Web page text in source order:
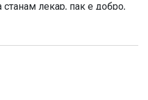
лекар, пак е добро,
и почнав да чувствувам
пред […]